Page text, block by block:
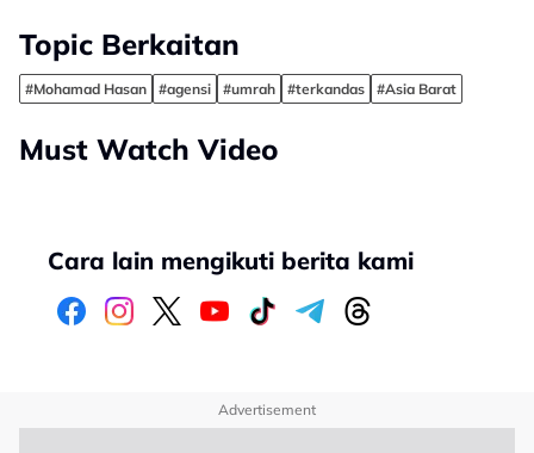
Topic Berkaitan
#Mohamad Hasan #agensi #umrah #terkandas #Asia Barat
Must Watch Video
Cara lain mengikuti berita kami
Advertisement